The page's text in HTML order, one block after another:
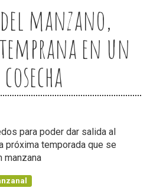
manzano,
en un
para poder dar salida al
próxima temporada que se
manzana